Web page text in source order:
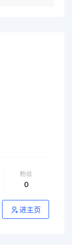
粉丝
0
进主页